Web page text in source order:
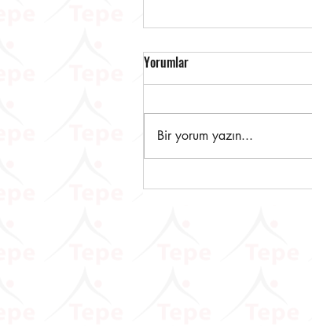
Dijital Vergi Dairesine Yeni
Yorumlar
Bir yorum yazın...